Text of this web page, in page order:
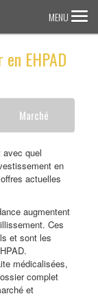
MENU
EHPAD
Marché
avec quel
en
actuelles
augmentent
Ces
et sont les
médicalisées,
complet
et